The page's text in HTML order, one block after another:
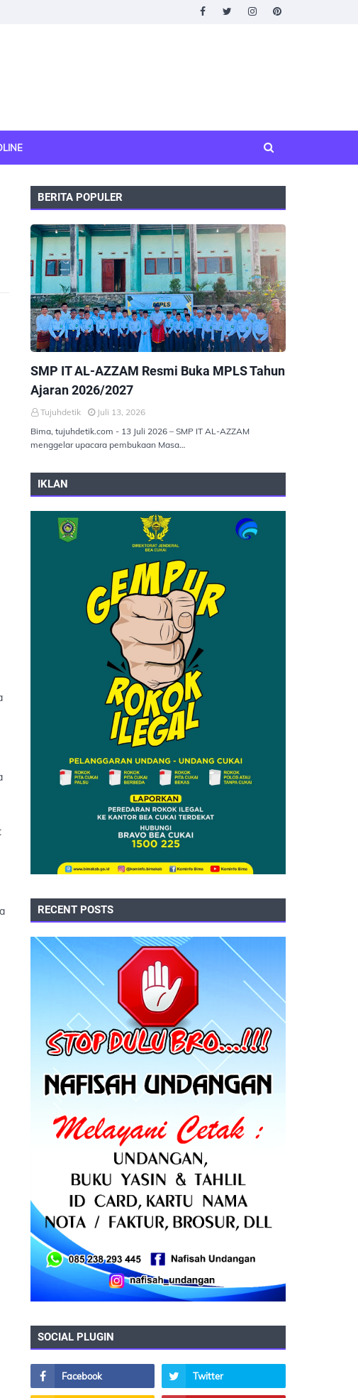
BERITA POPULER
SMP IT AL-AZZAM Resmi Buka MPLS Tahun
Ajaran 2026/2027
Tujuhdetik
Juli 13, 2026
Bima, tujuhdetik.com - 13 Juli 2026 – SMP IT AL-AZZAM
menggelar upacara pembukaan Masa…
IKLAN
RECENT POSTS
SOCIAL PLUGIN